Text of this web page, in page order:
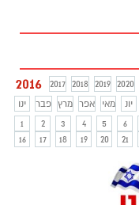
2016 2017 2018 2019 2020
ינו
פבר מרץ אפר מאי יונ
1
2 3 4 5 6
16
17 18 19 20 21